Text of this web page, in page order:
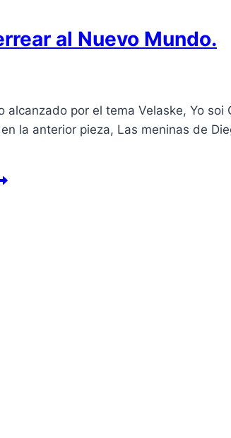
al Nuevo Mundo.
por el tema Velaske, Yo soi
la anterior pieza, Las meninas de